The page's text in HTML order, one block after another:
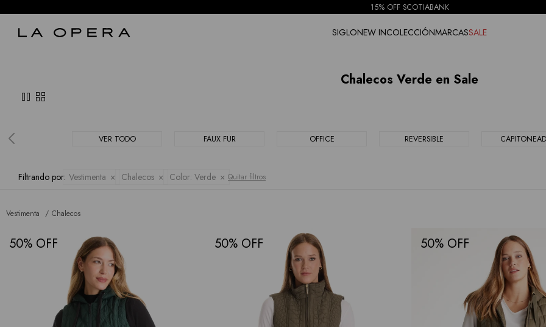
15% OFF SCOTIABANK
SIGLONEW INCOLECCIÓNMARCASSALE
Chalecos Verde en Sale
pause grid_view
VER TODO FAUX FUR OFFICE REVERSIBLE
Filtrando por: Vestimenta Chalecos Color: Verde Quitar filtros
Vestimenta Chalecos
50 50 50